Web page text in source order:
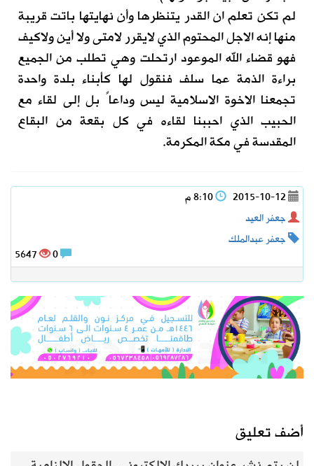
لم تكن تعلم ان القدر يتنظرها وأن نهايتها باتت قريبة
منها إنه الاجل المحتوم الذي لايقرر لامتى ولا أين ولاكيف
فهو قضاء الله الموعود ارتحلت وهي تطلب من الجميع
براءة الذمة عما سلف فنقول لها كأبناء بلدة واحدة
تجمعنا الاخوة الاسلامية ليس وداعاً بل إلى لقاء مع
الحبيب الذي احببنا لقاءه في كل بقعة من البقاع
المقدسة في مكة المكرمة.
2015-10-12
جعفر العيد
جعفر عبدالملك
5647
أضف تعليق